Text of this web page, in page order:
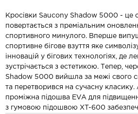
Кросівки Saucony Shadow 5000 - це
повертається з преміальним
спортивного минулого. Вперше
спортивне бігове взуття яке
інновацій у бігових технологіях, де
зустрічається з естетикою. Тепер,
Shadow 5000 вийшла за межі свого
та перетворився на сучасну
проміжна підошва EVA для
з гумовою підошвою XT-600